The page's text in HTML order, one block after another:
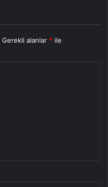
Gerekli alanlar * ile